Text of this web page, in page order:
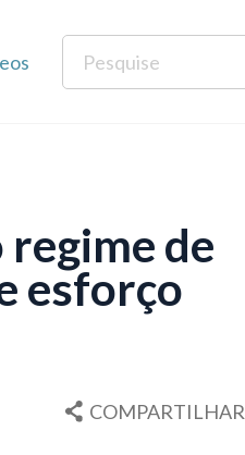
regime de
esforço
COMPARTILHAR